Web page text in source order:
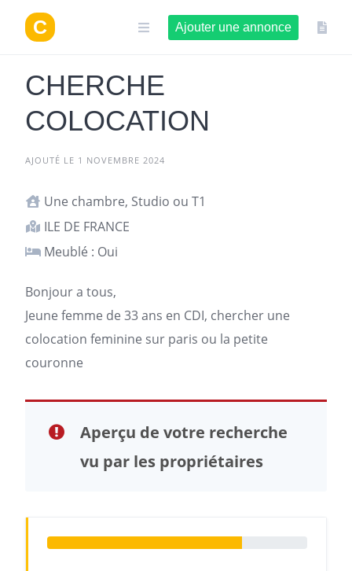
contenu
Ajouter une annonce
CHERCHE
COLOCATION
AJOUTÉ LE 1 NOVEMBRE 2024
Une chambre, Studio ou T1
ILE DE FRANCE
Meublé : Oui
Bonjour a tous,
Jeune femme de 33 ans en CDI, chercher une
colocation feminine sur paris ou la petite
couronne
Aperçu de votre recherche
vu par les propriétaires